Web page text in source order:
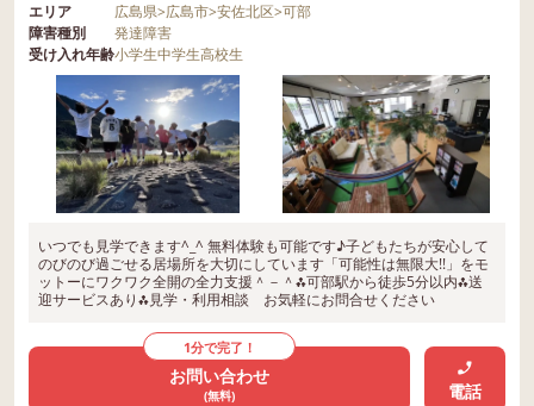
エリア 広島県>広島市>安佐北区>可部
障害種別
発達障害
受け入れ年齢小学生中学生高校生
いつでも見学できます^_^ 無料体験も可能です♪子どもたちが安心して
のびのび過ごせる居場所を大切にしています「可能性は無限大!!」をモ
ットーにワクワク全開の全力支援＾－＾⁂可部駅から徒歩5分以内⁂送
迎サービスあり⁂見学・利用相談 お気軽にお問合せください
1分で完了！
お問い合わせ
(無料) 電話